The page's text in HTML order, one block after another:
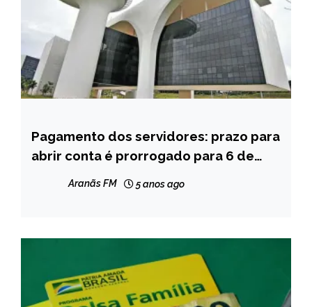
MINAS
GERAIS
NOTÍCIAS
Pagamento dos servidores: prazo para
abrir conta é prorrogado para 6 de
Aranãs FM 5 anos ago